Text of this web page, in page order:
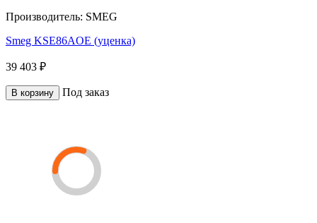
Производитель: SMEG
Smeg KSE86AOE (уценка)
39 403 ₽
В корзину Под заказ